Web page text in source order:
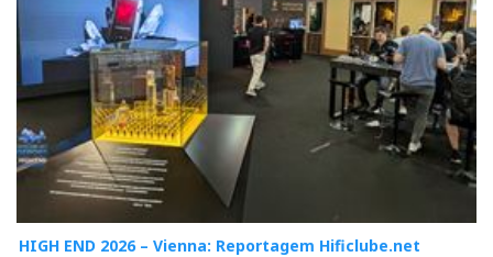
HIGH END 2026 – Vienna: Reportagem Hificlube.net